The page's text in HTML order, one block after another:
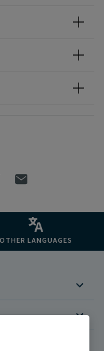
OTHER LANGUAGES